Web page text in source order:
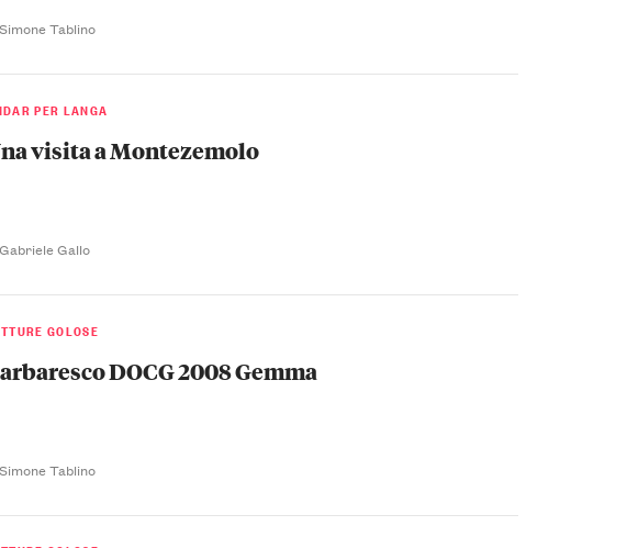
Tablino
PER LANGA
visita a Montezemolo
Gallo
GOLOSE
DOCG 2008 Gemma
Tablino